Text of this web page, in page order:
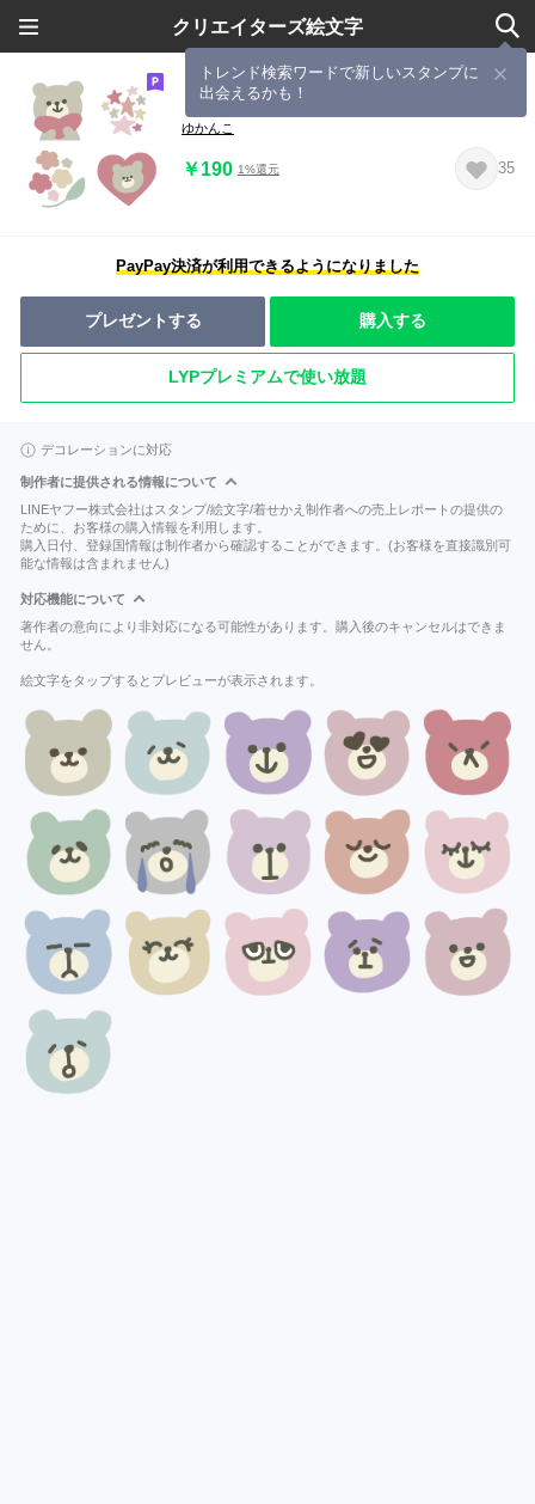
クリエイターズ絵文字
トレンド検索ワードで新しいスタンプに
出会えるかも！
くすみカラフルくまさん②
ゆかんこ
￥190 1%還元 35
PayPay決済が利用できるようになりました
プレゼントする 購入する
LYPプレミアムで使い放題
デコレーションに対応
制作者に提供される情報について
LINEヤフー株式会社はスタンプ/絵文字/着せかえ制作者への売上レポートの提供の
ために、お客様の購入情報を利用します。
購入日付、登録国情報は制作者から確認することができます。(お客様を直接識別可
能な情報は含まれません)
対応機能について
著作者の意向により非対応になる可能性があります。購入後のキャンセルはできま
せん。
絵文字をタップするとプレビューが表示されます。